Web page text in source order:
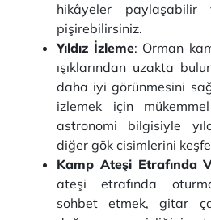
hikâyeler paylaşabilir
pişirebilirsiniz.
Yıldız İzleme: Orman
ışıklarından uzakta
daha iyi görünmesini
izlemek için
astronomi bilgisiyle
diğer gök cisimlerini
Kamp Ateşi Etrafında
ateşi etrafında
sohbet etmek, gitar